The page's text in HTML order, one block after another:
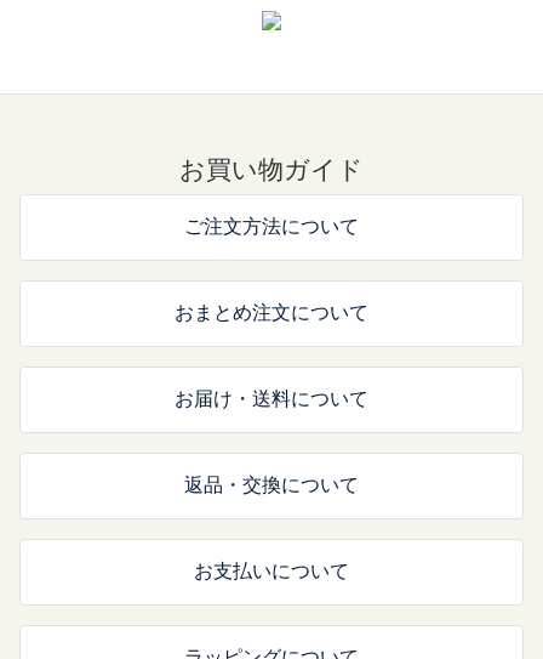
お買い物ガイド
ご注文方法について
おまとめ注文について
お届け・送料について
返品・交換について
お支払いについて